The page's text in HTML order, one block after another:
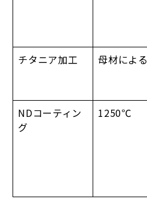
チタニア加工
母材による
NDコーティン
グ
1250℃